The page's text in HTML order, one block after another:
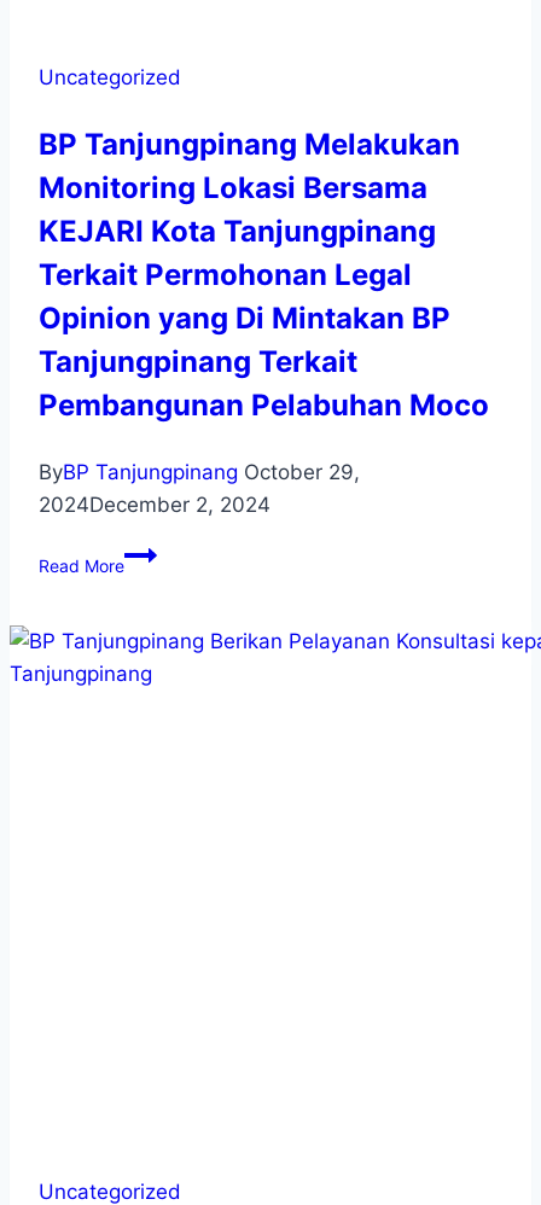
Uncategorized
BP Tanjungpinang Melakukan
Monitoring Lokasi Bersama
KEJARI Kota Tanjungpinang
Terkait Permohonan Legal
Opinion yang Di Mintakan BP
Tanjungpinang Terkait
Pembangunan Pelabuhan Moco
ByBP Tanjungpinang October 29,
2024December 2, 2024
Read More
Uncategorized